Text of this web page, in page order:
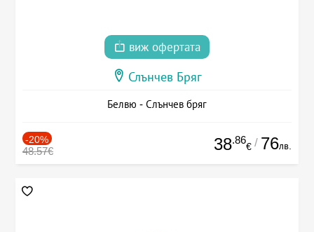
виж офертата
Слънчев Бряг
Белвю - Слънчев бряг
-20%
48.57€ 38.86
€ / 76лв.